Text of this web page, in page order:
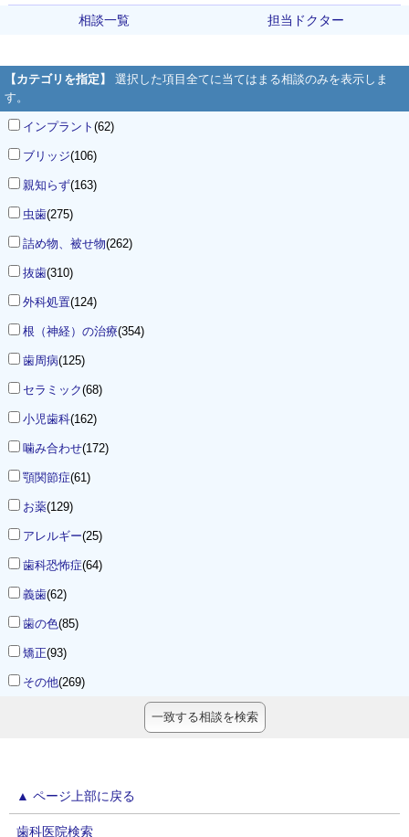
相談一覧 担当ドクター
【カテゴリを指定】
選択した項目全てに当てはまる相談のみを表示しま
す。
インプラント (62)
ブリッジ(106)
親知らず(163)
虫歯(275)
詰め物、被せ物(262)
抜歯(310)
外科処置(124)
根（神経）の治療(354)
歯周病(125)
セラミック(68)
小児歯科(162)
噛み合わせ(172)
顎関節症(61)
お薬(129)
アレルギー(25)
歯科恐怖症(64)
義歯(62)
歯の色(85)
矯正(93)
その他(269)
▲ ページ上部に戻る
歯科医院検索